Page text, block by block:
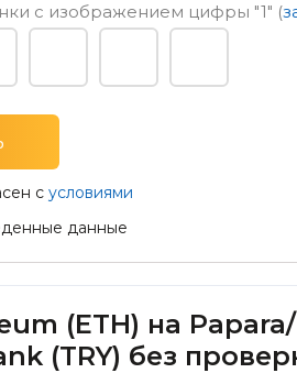
с изображением цифры "1" (
с условиями
данные
(ETH) на
(TRY) без